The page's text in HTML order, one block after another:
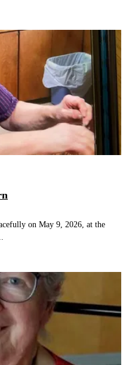
on May 9, 2026, at the